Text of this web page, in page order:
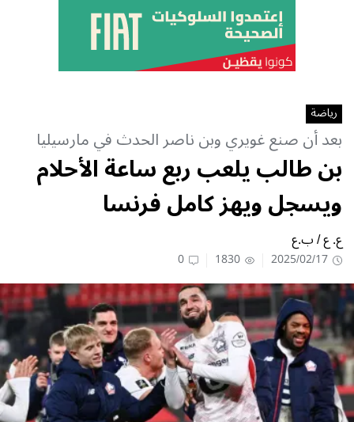
رياضة
بعد أن صنع غويري وبن ناصر الحدث في مارسيليا
بن طالب يلعب ربع ساعة الأحلام
ويسجل ويهز كامل فرنسا
ع. ع / ب.ع
2025/02/17
1830
0